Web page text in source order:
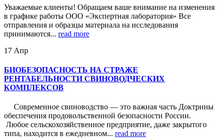
Уважаемые клиенты! Обращаем ваше внимание на изменения
в графике работы ООО «Экспертная лаборатория» Все
отправления и образцы материала на исследования
принимаются... read more
17 Апр
БИОБЕЗОПАСНОСТЬ НА СТРАЖЕ
РЕНТАБЕЛЬНОСТИ СВИНОВОДЧЕСКИХ
КОМПЛЕКСОВ
Современное свиноводство — это важная часть Доктрины
обеспечения продовольственной безопасности России.
Любое сельскохозяйственное предприятие, даже закрытого
типа, находится в ежедневном... read more